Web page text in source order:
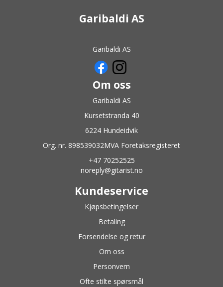
Garibaldi AS
Garibaldi AS
Om oss
Garibaldi AS
Kursetstranda 40
6224 Hundeidvik
Org. nr. 898539032MVA Foretaksregisteret
+47 70252525
noreply@gitarist.no
Kundeservice
Kjøpsbetingelser
Betaling
Forsendelse og retur
Om oss
Personvern
Ofte stilte spørsmål